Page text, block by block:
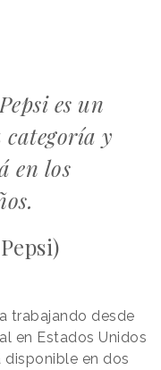
es un
y
en los
trabajando desde
en Estados Unidos
en dos